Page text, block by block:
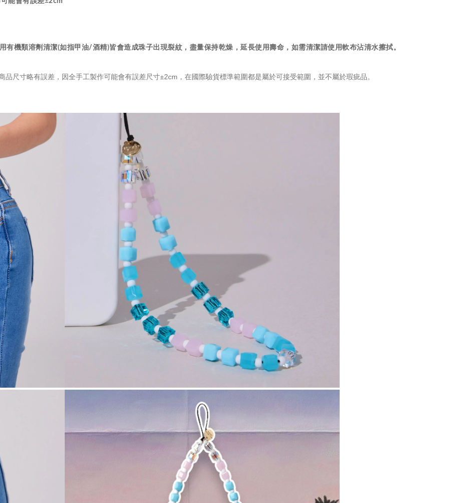
機類溶劑清潔(如指甲油/酒精)皆會造成珠子出現裂紋，盡量保持乾燥，延長使用壽命，如需清潔請使用軟布沾清水擦拭。
尺寸略有誤差，因全手工製作可能會有誤差尺寸±2cm，在國際驗貨標準範圍都是屬於可接受範圍，並不屬於瑕疵品。